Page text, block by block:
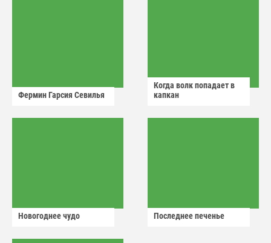
Фермин Гарсия Севилья
Когда волк попадает в
капкан
Новогоднее чудо Последнее печенье